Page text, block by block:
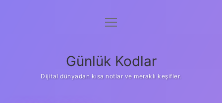
Anasayfa
Yasal Uyarı
menüyü
Günlük Kodlar
Dijital dünyadan kısa notlar ve meraklı keşifler.